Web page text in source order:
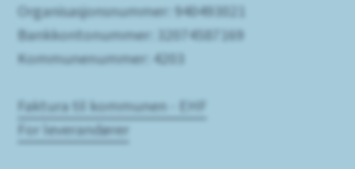
Organisasjonsnummer: 940493021
Bankkontonummer: 32074587169
Kommunenummer: 4203
Faktura til kommunen - EHF
For leverandører